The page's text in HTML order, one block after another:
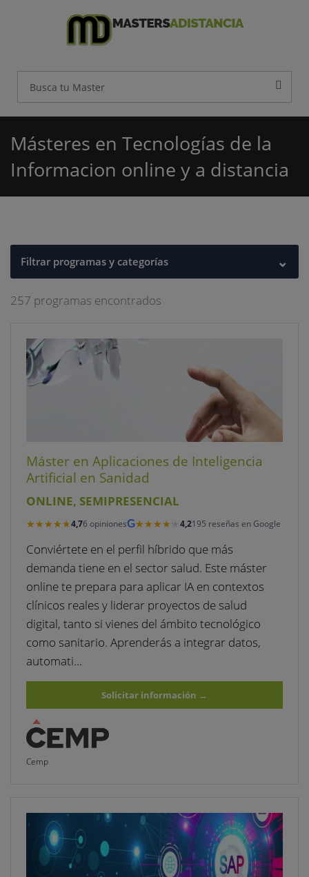
Másteres en Tecnologías de la
Informacion online y a distancia
Filtrar programas y categorías ⌄
257 programas encontrados
Máster en Aplicaciones de Inteligencia
Artificial en Sanidad
ONLINE, SEMIPRESENCIAL
★★★★★
★★★★★ 4,76 opinionesG★★★★★
★★★★★ 4,2195 reseñas en Google
Conviértete en el perfil híbrido que más
demanda tiene en el sector salud. Este máster
online te prepara para aplicar IA en contextos
clínicos reales y liderar proyectos de salud
digital, tanto si vienes del ámbito tecnológico
como sanitario. Aprenderás a integrar datos,
automati…
Solicitar información →
Cemp